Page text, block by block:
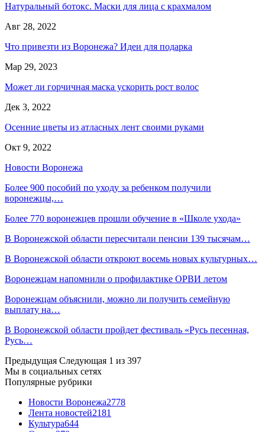
Натуральный ботокс. Маски для лица с крахмалом
Авг 28, 2022
Что привезти из Воронежа? Идеи для подарка
Мар 29, 2023
Может ли горчичная маска ускорить рост волос
Дек 3, 2022
Осенние цветы из атласных лент своими руками
Окт 9, 2022
Новости Воронежа
Более 900 пособий по уходу за ребенком получили
воронежцы,…
Более 770 воронежцев прошли обучение в «Школе ухода»
В Воронежской области пересчитали пенсии 139 тысячам…
В Воронежской области откроют восемь новых культурных…
Воронежцам напомнили о профилактике ОРВИ летом
Воронежцам объяснили, можно ли получить семейную
выплату на…
В Воронежской области пройдет фестиваль «Русь песенная,
Русь…
Предыдущая Следующая 1 из 397
Мы в социальных сетях
Популярные рубрики
Новости Воронежа2778
Лента новостей2181
Культура644